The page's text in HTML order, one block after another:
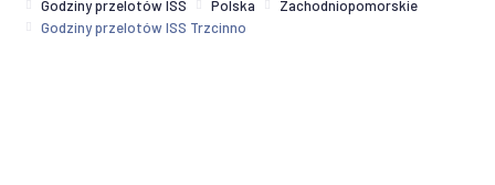
Godziny przelotów ISS
Polska
Zachodniopomorskie
Godziny przelotów ISS Trzcinno